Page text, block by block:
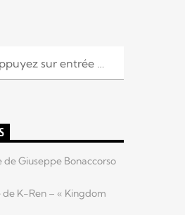
de Giuseppe Bonaccorso
de K-Ren – « Kingdom